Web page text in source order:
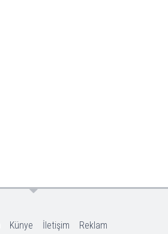
Künye İletişim Reklam